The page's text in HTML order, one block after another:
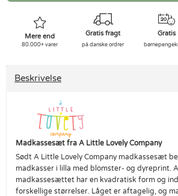
Mere end
80.000+ varer
Gratis fragt
på danske ordrer
Gratis
Beskrivelse
Madkassesæt fra A Little Lovely Company
Sødt A Little Lovely Company madkassesæt
madkasser i lilla med blomster- og dyreprint.
madkassesættet har en kvadratisk form og
forskellige størrelser. Låget er aftagelig, og